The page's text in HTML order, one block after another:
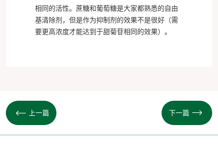
相同的活性。蔗糖和葡萄糖是大家都熟悉的自由
基清除剂，但是作为抑制剂的效果不是很好（需
要更高浓度才能达到于甜菊苷相同的效果）。
上一篇 下一篇